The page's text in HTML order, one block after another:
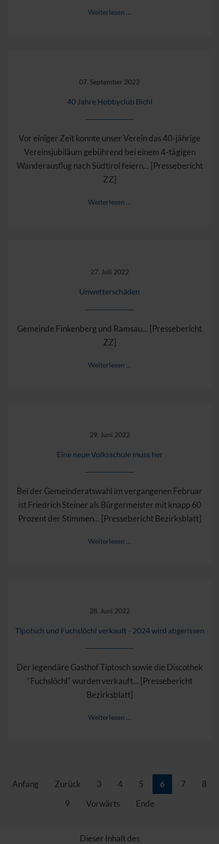
Weiterlesen …
07. September 2022
40 Jahre Hobbyclub Bichl
Vor einiger Zeit konnte unser Verein das 40-jährige
Vereinsjubiläum gebührend bei einem 4-tägigen
Wanderausflug nach Südtirol feiern... [Pressebericht
ZZ]
Weiterlesen …
27. Juli 2022
Unwetterschäden
Gemeinde Finkenberg und Ramsau... [Pressebericht
ZZ]
Weiterlesen …
29. Juni 2022
Eine neue Volksschule muss her
Bei der Gemeinderatswahl im vergangenen Februar
ist Friedrich Steiner als Bürgermeister mit knapp 60
Prozent der Stimmen... [Pressebericht Bezirksblatt]
Weiterlesen …
28. Juni 2022
Tipotsch und Fuchslöchl verkauft - 2024 wird abgerissen
Der legendäre Gasthof Tiptosch sowie die Discothek
"Fuchslöchl" wurden verkauft... [Pressebericht
Bezirksblatt]
Weiterlesen …
Anfang Zurück 3 4 5 6 7
8
9
Vorwärts Ende
Dieser Inhalt des